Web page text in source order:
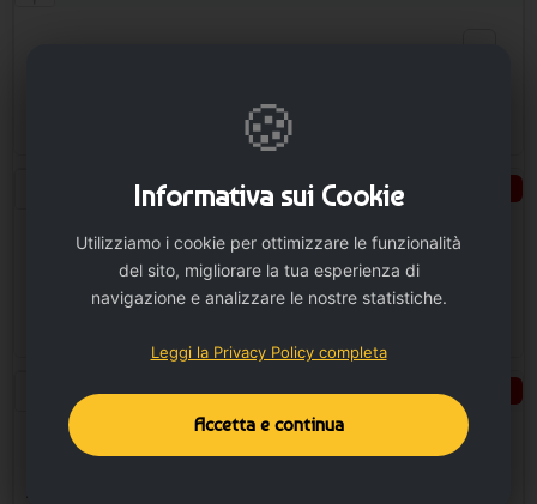
Seleziona taglie
TAGLIA UNICA
16000 disp.
Rosso Seleziona taglie
4850 disp.
🍪
Informativa sui Cookie
Utilizziamo i cookie per ottimizzare le funzionalità
del sito, migliorare la tua esperienza di
navigazione e analizzare le nostre statistiche.
Leggi la Privacy Policy completa
Accetta e continua